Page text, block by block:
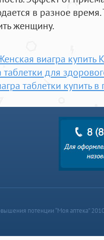
в разное время.
женщину.
виагра купить
таблетки для
таблетки купить в
потенции “Моя аптека”